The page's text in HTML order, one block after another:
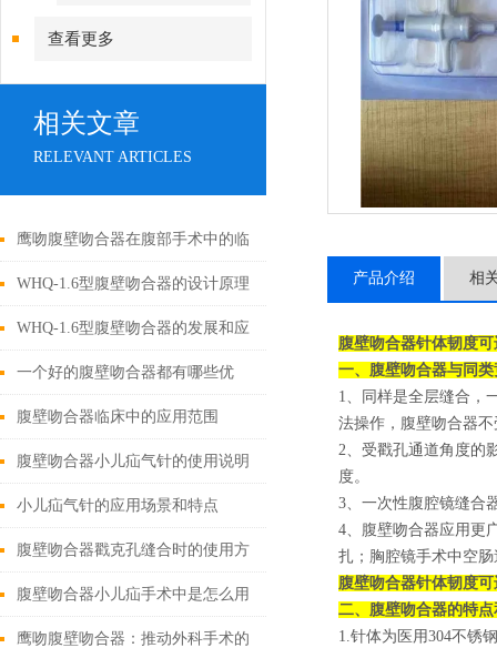
查看更多
相关文章
RELEVANT ARTICLES
鹰吻腹壁吻合器在腹部手术中的临
床应用
WHQ-1.6型腹壁吻合器的设计原理
与应用
WHQ-1.6型腹壁吻合器的发展和应
用为外科手术领域带来了新的可能
性
一个好的腹壁吻合器都有哪些优
点？
腹壁吻合器临床中的应用范围
腹壁吻合器小儿疝气针的使用说明
小儿疝气针的应用场景和特点
腹壁吻合器戳克孔缝合时的使用方
法
腹壁吻合器小儿疝手术中是怎么用
的
鹰吻腹壁吻合器：推动外科手术的
产品介绍 相
腹壁吻合器针体韧度
一、腹壁吻合器与同
1、同样是全层缝合，
法操作，腹壁吻合器
2、受戳孔通道角度的
度。
3、一次性腹腔镜缝合
4、腹壁吻合器应用更
扎；胸腔镜手术中空
腹壁吻合器针体韧度
二、腹壁吻合器的特
1.针体为医用304不锈